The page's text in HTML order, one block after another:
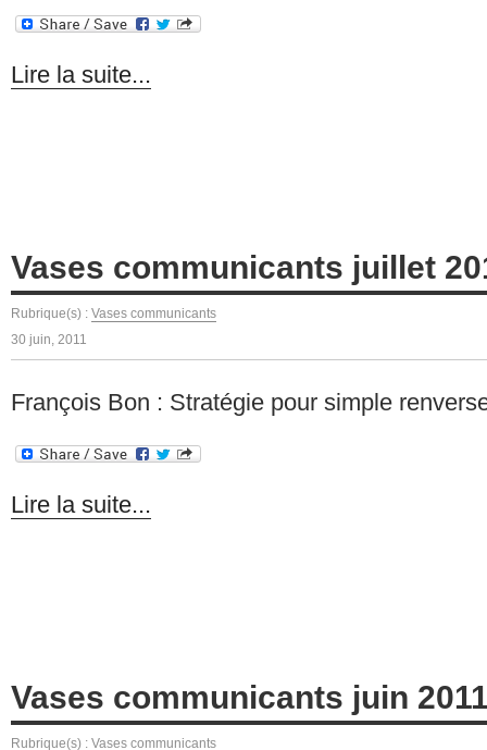
Lire la suite...
Vases communicants juillet
Rubrique(s) : Vases communicants
30 juin, 2011
François Bon : Stratégie pour simple
Lire la suite...
Vases communicants juin
Rubrique(s) : Vases communicants